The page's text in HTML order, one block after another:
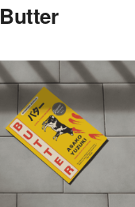
Butter